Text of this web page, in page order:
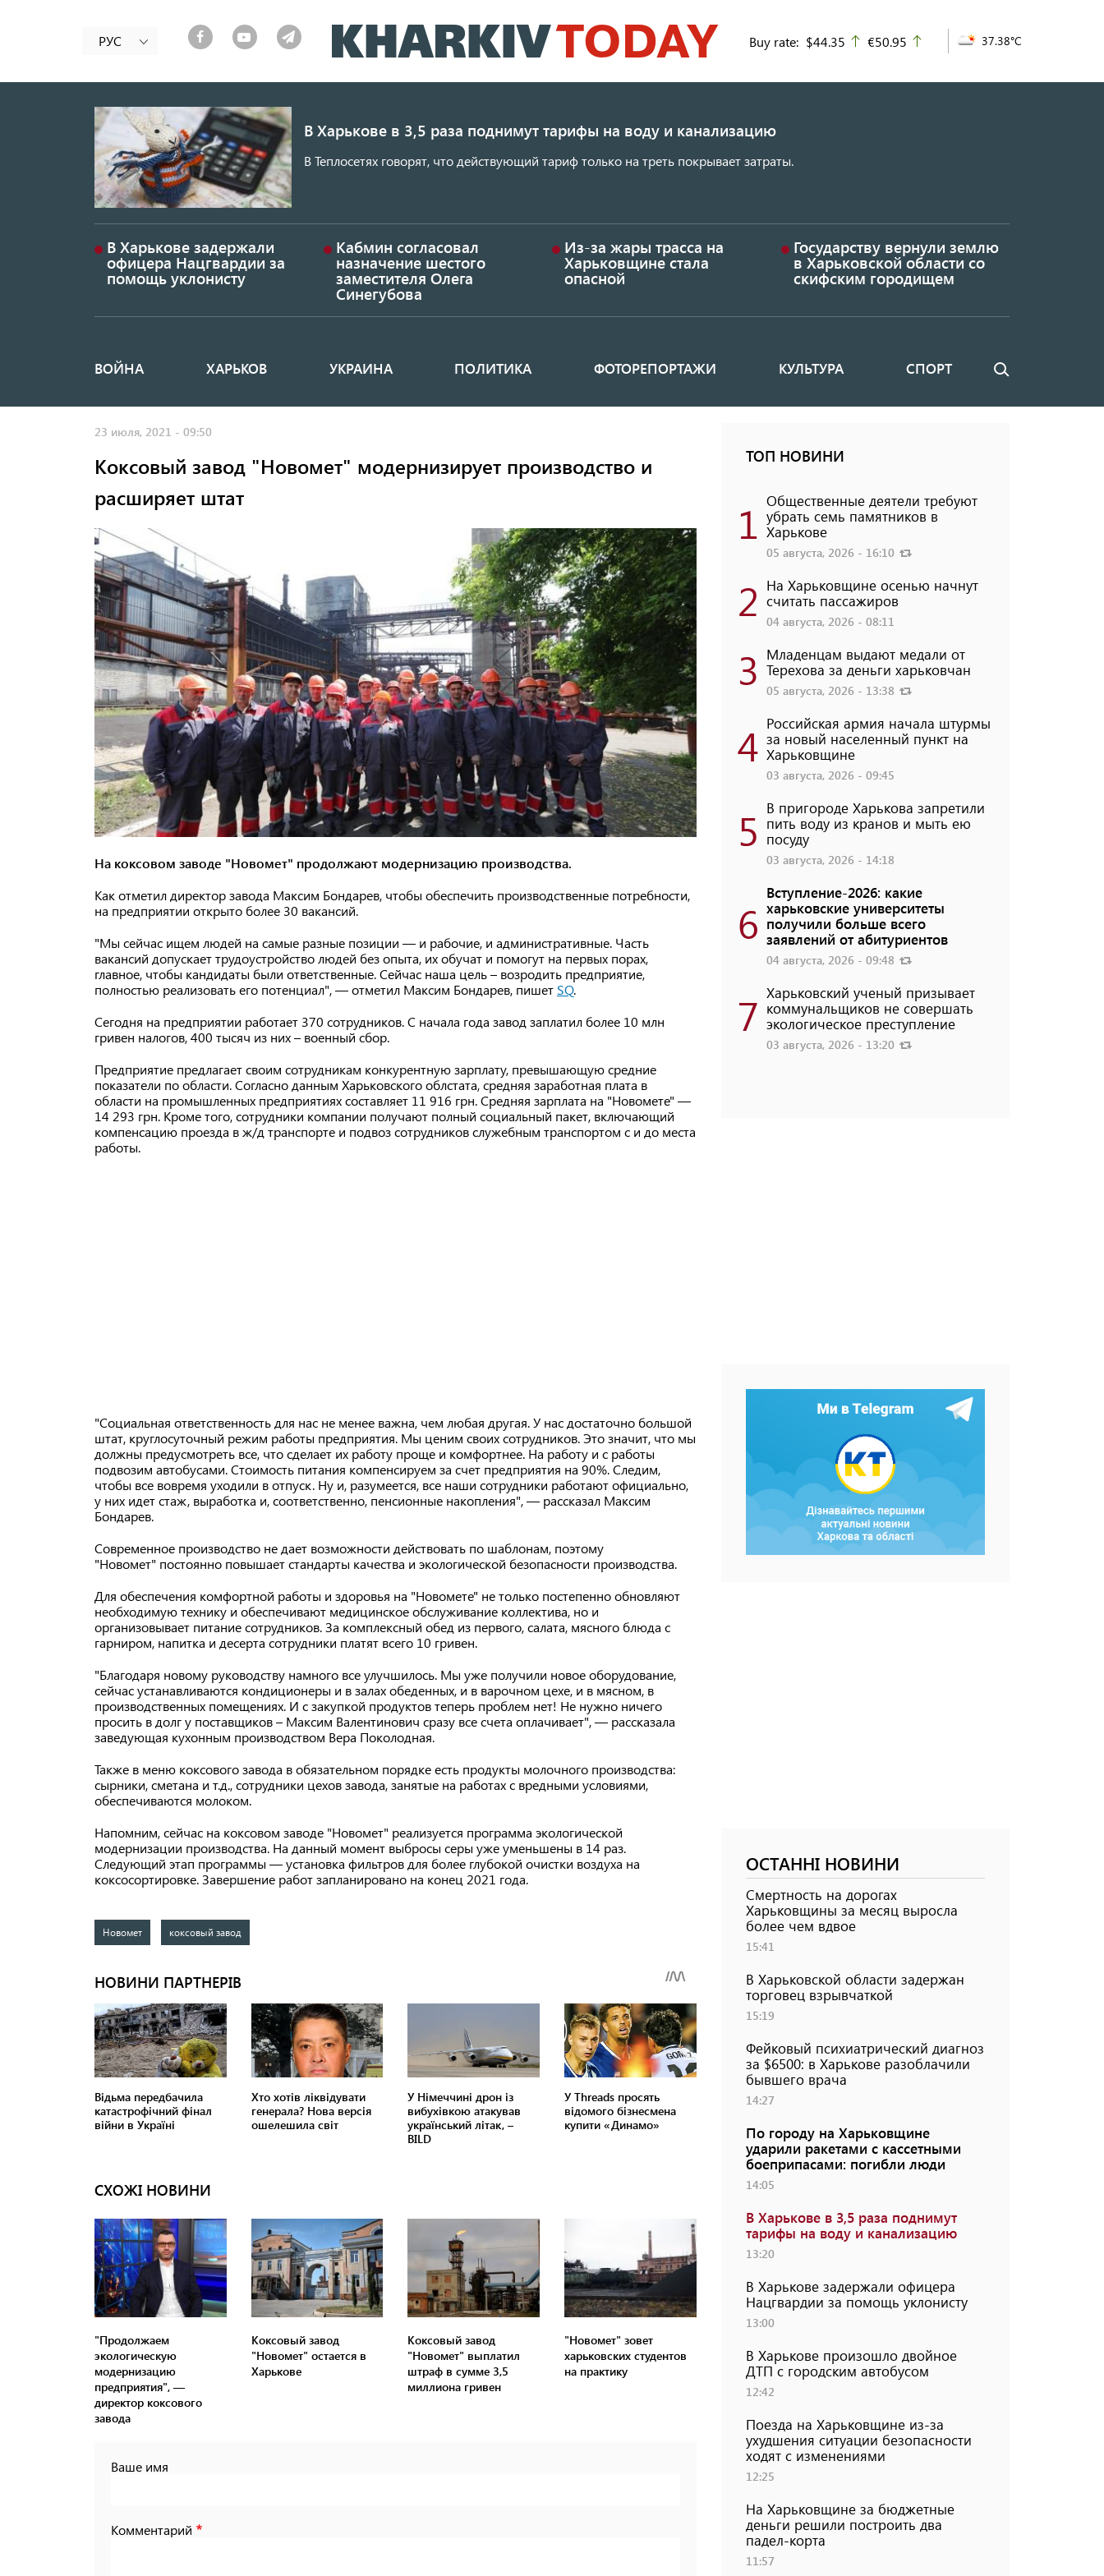
к
основному
РУС Buy rate: $44.35 up
€50.95 37.38°C
В Харькове в 3,5 раза поднимут тарифы на воду и канализацию
В Теплосетях говорят, что действующий тариф только на треть покрывает затраты.
В Харькове задержали
офицера Нацгвардии за
помощь уклонисту
Кабмин согласовал
назначение шестого
заместителя Олега
Синегубова
Из-за жары трасса на
Харьковщине стала
опасной
Государству вернули землю
в Харьковской области со
скифским городищем
Основная
ВОЙНА ХАРЬКОВ УКРАИНА ПОЛИТИКА ФОТОРЕПОРТАЖИ КУЛЬТУРА СПОРТ Поиск
23 июля, 2021 - 09:50
Коксовый завод "Новомет" модернизирует производство и
расширяет штат
На коксовом заводе "Новомет" продолжают модернизацию производства.
Как отметил директор завода Максим Бондарев, чтобы обеспечить производственные потребности,
на предприятии открыто более 30 вакансий.
"Мы сейчас ищем людей на самые разные позиции — и рабочие, и административные. Часть
вакансий допускает трудоустройство людей без опыта, их обучат и помогут на первых порах,
главное, чтобы кандидаты были ответственные. Сейчас наша цель – возродить предприятие,
полностью реализовать его потенциал", — отметил Максим Бондарев, пишет SQ.
Сегодня на предприятии работает 370 сотрудников. C начала года завод заплатил более 10 млн
гривен налогов, 400 тысяч из них – военный сбор.
Предприятие предлагает своим сотрудникам конкурентную зарплату, превышающую средние
показатели по области. Согласно данным Харьковского облстата, средняя заработная плата в
области на промышленных предприятиях составляет 11 916 грн. Средняя зарплата на "Новомете" —
14 293 грн. Кроме того, сотрудники компании получают полный социальный пакет, включающий
компенсацию проезда в ж/д транспорте и подвоз сотрудников служебным транспортом с и до места
работы.
"Социальная ответственность для нас не менее важна, чем любая другая. У нас достаточно большой
штат, круглосуточный режим работы предприятия. Мы ценим своих сотрудников. Это значит, что мы
должны предусмотреть все, что сделает их работу проще и комфортнее. На работу и с работы
подвозим автобусами. Стоимость питания компенсируем за счет предприятия на 90%. Следим,
чтобы все вовремя уходили в отпуск. Ну и, разумеется, все наши сотрудники работают официально,
у них идет стаж, выработка и, соответственно, пенсионные накопления", — рассказал Максим
Бондарев.
Современное производство не дает возможности действовать по шаблонам, поэтому
"Новомет" постоянно повышает стандарты качества и экологической безопасности производства.
Для обеспечения комфортной работы и здоровья на "Новомете" не только постепенно обновляют
необходимую технику и обеспечивают медицинское обслуживание коллектива, но и
организовывает питание сотрудников. За комплексный обед из первого, салата, мясного блюда с
гарниром, напитка и десерта сотрудники платят всего 10 гривен.
"Благодаря новому руководству намного все улучшилось. Мы уже получили новое оборудование,
сейчас устанавливаются кондиционеры и в залах обеденных, и в варочном цехе, и в мясном, в
производственных помещениях. И с закупкой продуктов теперь проблем нет! Не нужно ничего
просить в долг у поставщиков – Максим Валентинович сразу все счета оплачивает", — рассказала
заведующая кухонным производством Вера Поколодная.
Также в меню коксового завода в обязательном порядке есть продукты молочного производства:
сырники, сметана и т.д., сотрудники цехов завода, занятые на работах с вредными условиями,
обеспечиваются молоком.
Напомним, сейчас на коксовом заводе "Новомет" реализуется программа экологической
модернизации производства. На данный момент выбросы серы уже уменьшены в 14 раз.
Следующий этап программы — установка фильтров для более глубокой очистки воздуха на
коксосортировке. Завершение работ запланировано на конец 2021 года.
Новомет коксовый завод
СХОЖІ НОВИНИ
"Продолжаем
экологическую
модернизацию
предприятия", —
директор коксового
завода
Коксовый завод
"Новомет" остается в
Харькове
Коксовый завод
"Новомет" выплатил
штраф в сумме 3,5
миллиона гривен
"Новомет" зовет
харьковских студентов
на практику
Ваше имя
Комментарий
ТОП НОВИНИ
1 Общественные деятели требуют
убрать семь памятников в
Харькове
05 августа, 2026 - 16:10
2 На Харьковщине осенью начнут
считать пассажиров
04 августа, 2026 - 08:11
3 Младенцам выдают медали от
Терехова за деньги харьковчан
05 августа, 2026 - 13:38
4 Российская армия начала штурмы
за новый населенный пункт на
Харьковщине
03 августа, 2026 - 09:45
5 В пригороде Харькова запретили
пить воду из кранов и мыть ею
посуду
03 августа, 2026 - 14:18
6
Вступление-2026: какие
харьковские университеты
получили больше всего
заявлений от абитуриентов
04 августа, 2026 - 09:48
7 Харьковский ученый призывает
коммунальщиков не совершать
экологическое преступление
03 августа, 2026 - 13:20
ОСТАННІ НОВИНИ
Смертность на дорогах
Харьковщины за месяц выросла
более чем вдвое
15:41
В Харьковской области задержан
торговец взрывчаткой
15:19
Фейковый психиатрический диагноз
за $6500: в Харькове разоблачили
бывшего врача
14:27
По городу на Харьковщине
ударили ракетами с кассетными
боеприпасами: погибли люди
14:05
В Харькове в 3,5 раза поднимут
тарифы на воду и канализацию
13:20
В Харькове задержали офицера
Нацгвардии за помощь уклонисту
13:00
В Харькове произошло двойное
ДТП с городским автобусом
12:42
Поезда на Харьковщине из-за
ухудшения ситуации безопасности
ходят с изменениями
12:25
На Харьковщине за бюджетные
деньги решили построить два
падел-корта
11:57